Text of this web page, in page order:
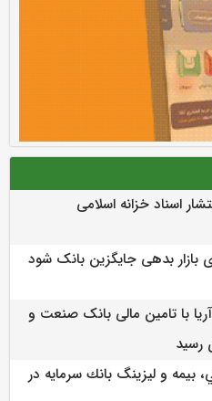
اسناد خزانه اسلامی
بازار بدهی جایگزین بانک شود
با تامین مالی بانک صنعت و
رسید
بيمه و ليزينگ بانك سرمايه در